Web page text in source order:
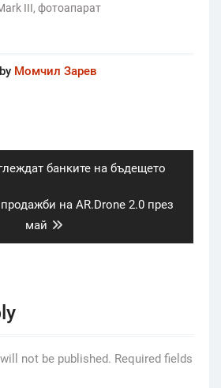
III, фотоапарат
Момчил Зарев
банките на бъдещето
на AR.Drone 2.0 през
май
not be published. Required fields